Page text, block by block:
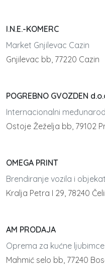
I.N.E.-KOMERC
Market Gnjilevac Cazin
Gnjilevac bb, 77220 Cazin
POGREBNO GVOZDEN
Internacionalni
Ostoje Žeželja bb, 79102
OMEGA PRINT
Brendiranje vozila i
Kralja Petra I 29, 78240
AM PRODAJA
Oprema za kućne ljubimce
Mahmić selo bb, 77240